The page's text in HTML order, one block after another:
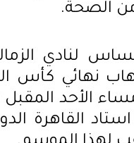
الصحة.
لنادي
الأحد
القاهرة